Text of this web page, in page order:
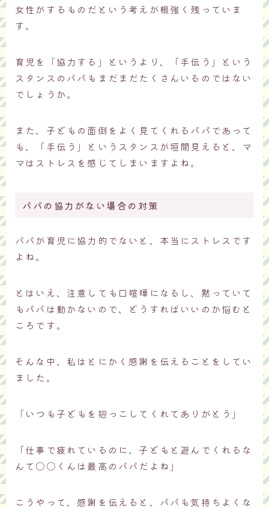
女性がするものだという考えが根強く残っていま
す。
育児を「協力する」というより、「手伝う」という
スタンスのパパもまだまだたくさんいるのではない
でしょうか。
また、子どもの面倒をよく見てくれるパパであって
も、「手伝う」というスタンスが垣間見えると、マ
マはストレスを感じてしまいますよね。
パパの協力がない場合の対策
パパが育児に協力的でないと、本当にストレスです
よね。
とはいえ、注意しても口喧嘩になるし、黙っていて
もパパは動かないので、どうすればいいのか悩むと
ころです。
そんな中、私はとにかく感謝を伝えることをしてい
ました。
「いつも子どもを抱っこしてくれてありがとう」
「仕事で疲れているのに、子どもと遊んでくれるな
んて〇〇くんは最高のパパだよね」
こうやって、感謝を伝えると、パパも気持ちよくな